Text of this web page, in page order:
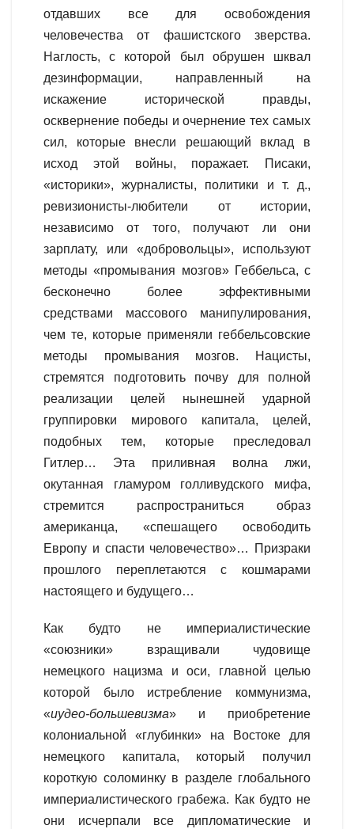
отдавших все для освобождения
человечества от фашистского зверства.
Наглость, с которой был обрушен шквал
дезинформации, направленный на
искажение исторической правды,
осквернение победы и очернение тех самых
сил, которые внесли решающий вклад в
исход этой войны, поражает. Писаки,
«историки», журналисты, политики и т. д.,
ревизионисты-любители от истории,
независимо от того, получают ли они
зарплату, или «добровольцы», используют
методы «промывания мозгов» Геббельса, с
бесконечно более эффективными
средствами массового манипулирования,
чем те, которые применяли геббельсовские
методы промывания мозгов. Нацисты,
стремятся подготовить почву для полной
реализации целей нынешней ударной
группировки мирового капитала, целей,
подобных тем, которые преследовал
Гитлер… Эта приливная волна лжи,
окутанная гламуром голливудского мифа,
стремится распространиться образ
американца, «спешащего освободить
Европу и спасти человечество»… Призраки
прошлого переплетаются с кошмарами
настоящего и будущего…
Как будто не империалистические
«союзники» взращивали чудовище
немецкого нацизма и оси, главной целью
которой было истребление коммунизма,
«иудео-большевизма» и приобретение
колониальной «глубинки» на Востоке для
немецкого капитала, который получил
короткую соломинку в разделе глобального
империалистического грабежа. Как будто не
они исчерпали все дипломатические и